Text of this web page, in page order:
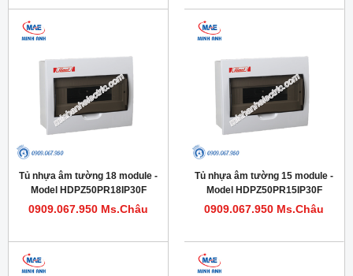
Tủ nhựa âm tường 18 module -
Model HDPZ50PR18IP30F
0909.067.950 Ms.Châu
Tủ nhựa âm tường 15 module -
Model HDPZ50PR15IP30F
0909.067.950 Ms.Châu